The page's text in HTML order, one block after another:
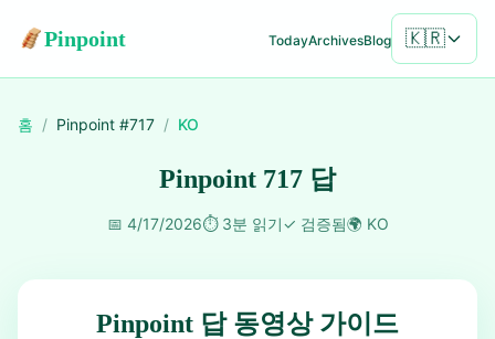
Pinpoint TodayArchivesBlog 🇰🇷
홈 / Pinpoint #717 / KO
Pinpoint 717 답
📅 4/17/2026⏱️ 3분 읽기✓ 검증됨🌍 KO
Pinpoint 답 동영상 가이드